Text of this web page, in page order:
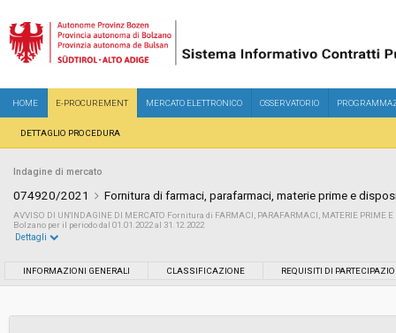
HOME E-PROCUREMENT MERCATO ELETTRONICO OSSERVATORIO
DETTAGLIO PROCEDURA
Indagine di mercato
074920/2021 Fornitura di farmaci, parafarmaci, materie prime e
AVVISO DI UN'INDAGINE DI MERCATO Fornitura di FARMACI, PARAFARMACI, MATERIE
Bolzano per il periodo dal 01.01.2022 al 31.12.2022
Dettagli
INFORMAZIONI GENERALI CLASSIFICAZIONE REQUISITI DI